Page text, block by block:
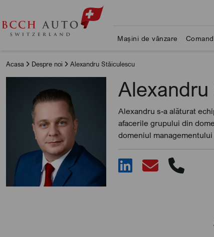
Mașini de vânzare
Acasa Despre noi Alexandru Stăiculescu
Alexandru s-a alăturat
afacerile grupului din
domeniul